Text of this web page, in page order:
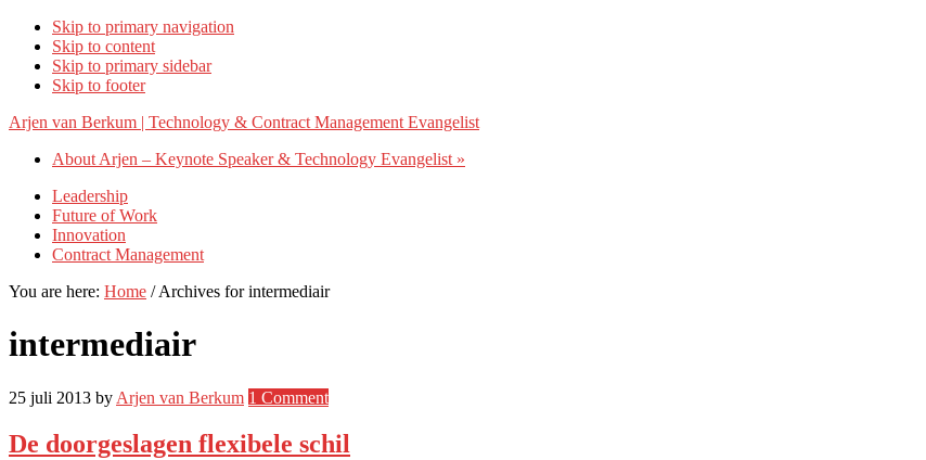
Skip to primary navigation
Skip to content
Skip to primary sidebar
Skip to footer
Arjen van Berkum | Technology & Contract Management Evangelist
About Arjen – Keynote Speaker & Technology Evangelist »
Leadership
Future of Work
Innovation
Contract Management
You are here: Home /Archives for intermediair
intermediair
25 juli 2013 by Arjen van Berkum 1 Comment
De doorgeslagen flexibele schil